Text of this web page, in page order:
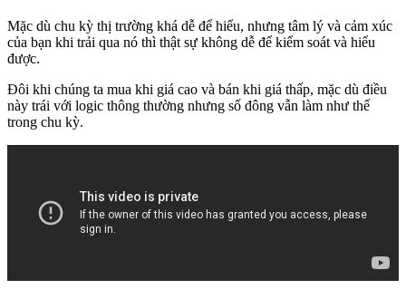
Mặc dù chu kỳ thị trường khá dễ để hiểu, nhưng tâm lý và cảm xúc
của bạn khi trải qua nó thì thật sự không dễ để kiểm soát và hiểu
được.
Đôi khi chúng ta mua khi giá cao và bán khi giá thấp, mặc dù điều
này trái với logic thông thường nhưng số đông vẫn làm như thế
trong chu kỳ.